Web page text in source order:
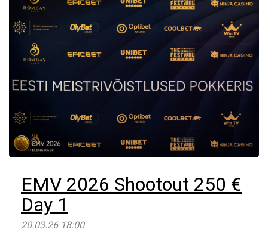
EMV 2026 Shootout 250 €
Day 1
20.03.26 18:00